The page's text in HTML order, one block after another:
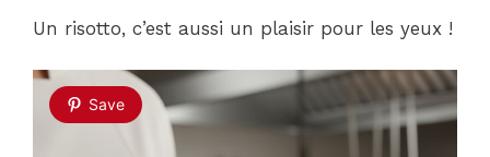
Un risotto, c’est aussi un plaisir pour les yeux !
Save